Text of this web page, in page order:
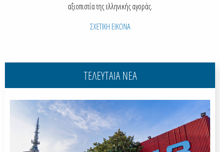
αξιοπιστία της ελληνικής αγοράς.
ΣΧΕΤΙΚΗ ΕΙΚΟΝΑ
ΤΕΛΕΥΤΑΙΑ ΝΕΑ